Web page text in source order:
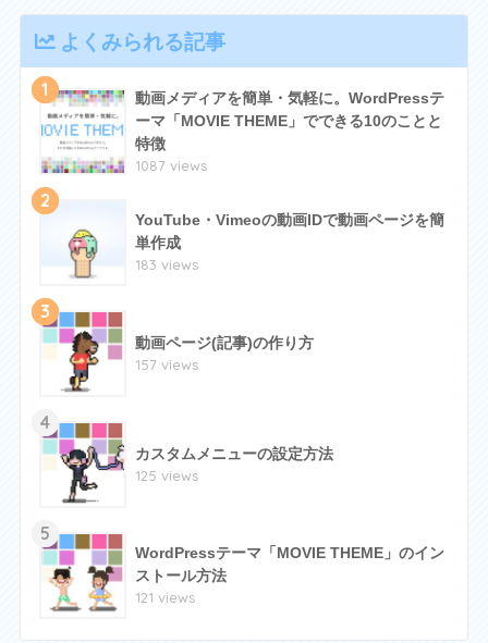
よくみられる記事
1
動画メディアを簡単・気軽に。WordPressテ
ーマ「MOVIE THEME」でできる10のことと
特徴
1087 views
2
YouTube・Vimeoの動画IDで動画ページを簡
単作成
183 views
3
動画ページ(記事)の作り方
157 views
4
カスタムメニューの設定方法
125 views
5
WordPressテーマ「MOVIE THEME」のイン
ストール方法
121 views